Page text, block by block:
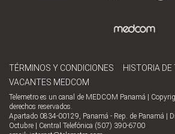
TÉRMINOS Y CONDICIONES
HISTORIA
VACANTES MEDCOM
Telemetro es un canal de MEDCOM Panamá |
derechos reservados.
Apartado 0834-00129, Panamá - Rep. de Panamá |
Octubre | Central Telefónica (507) 390-6700